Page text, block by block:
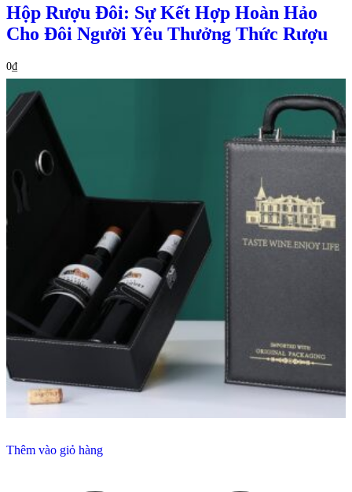
Hộp Rượu Đôi: Sự Kết Hợp Hoàn Hảo
Cho Đôi Người Yêu Thưởng Thức Rượu
0₫
Thêm vào giỏ hàng